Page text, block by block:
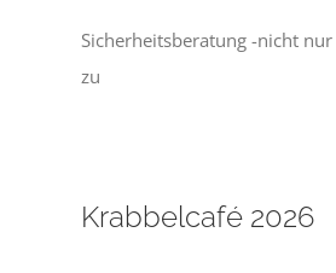
Sicherheitsberatung -nicht
zu
Krabbelcafé 2026